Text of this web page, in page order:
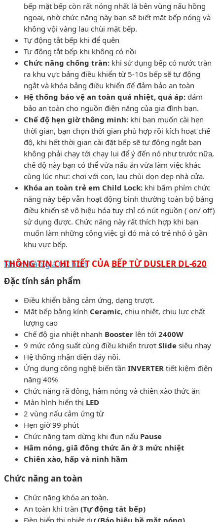
bếp mặt bếp còn rất nóng nhất là bên vùng nấu hồng
ngoại, nhờ chức năng này bạn sẽ biết mặt bếp nóng và
không vội vàng lau chùi mặt bếp.
Tự động tắt bếp khi để quên
Tự động tắt bếp khi không có nồi
Chức năng chống tràn: khi sử dụng bếp có nước tràn
ra khu vực bảng điều khiển từ 5-10s bếp sẽ tự động
ngắt và khóa bảng điều khiển để đảm bảo an toàn
Hệ thống bảo vệ an toàn quá nhiệt, quá áp: đảm
bảo an toàn cho nguồn điện năng của gia đình bạn.
Chế độ hẹn giờ thông minh: khi bạn muốn cài hẹn
thời gian, bạn chọn thời gian phù hợp rồi kích hoạt chế
độ, khi hết thời gian cài đặt bếp sẽ tự động ngắt bạn
không phải chạy tới chạy lui để ý đến nó như trước nữa,
chế độ này bạn có thể vừa nấu ăn vừa làm việc khác
cùng lúc như: chơi với con, lau chùi dọn dẹp nhà cửa.
Khóa an toàn trẻ em Child Lock: khi bấm phím chức
năng này bếp vẫn hoạt động bình thường toàn bộ bảng
điều khiển sẽ vô hiệu hóa tuy chỉ có nút nguồn ( on/ off)
sử dụng được. Chức năng này rất thích hợp khi bạn
muốn làm những công việc gì đó mà có trẻ nhỏ ỏ gần
khu vực bếp.
Nhận báo giá tốt hơn
THÔNG TIN CHI TIẾT CỦA BẾP TỪ DUSLER DL-620
Đặc tính sản phẩm
Điều khiển bằng cảm ứng, dạng trượt.
Mặt bếp bằng kính Ceramic, chịu nhiệt, chịu lực chất
lượng cao
Chế độ gia nhiệt nhanh Booster lên tới 2400W
9 mức công suất cùng điều khiển trượt Slide siêu nhạy
Hệ thống nhận diện đáy nồi.
Ứng dụng công nghệ biến tần INVERTER tiết kiệm điện
năng 40%
Chức năng rã đông, hâm nóng và chiên xào thức ăn
Màn hình hiển thị LED
2 vùng nấu cảm ứng từ
Hẹn giờ 99 phút
Chức năng tạm dừng khi đun nấu Pause
Hâm nóng, giã đông thức ăn ở 3 mức nhiệt
Chiên xào, hấp và ninh hầm
Chức năng an toàn
Chức năng khóa an toàn.
An toàn khi tràn (Tự động tắt bếp)
Đèn hiển thị nhiệt dư(Báo hiệu bề mặt nóng)